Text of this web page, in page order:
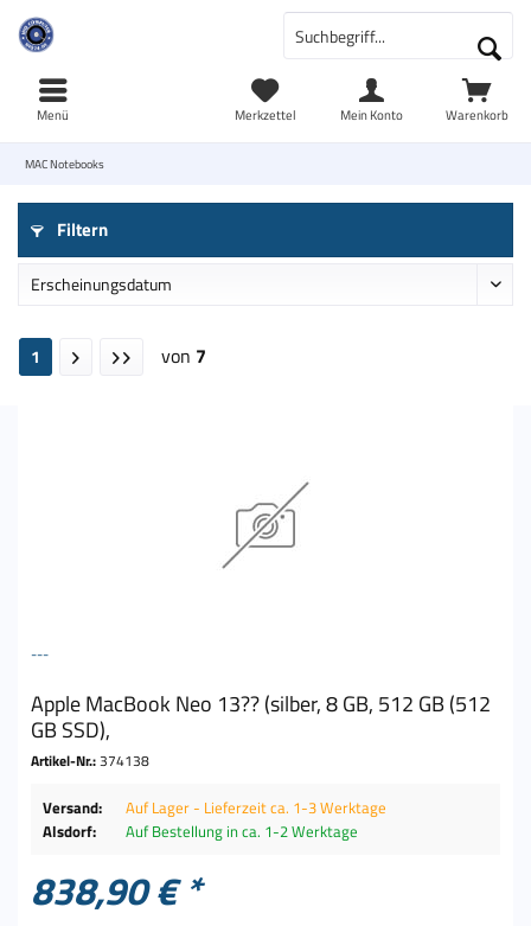
Warenkorb
Merkzettel Mein Konto
Menü
MAC Notebooks
Filtern
1 von 7
---
Apple MacBook Neo 13?? (silber, 8 GB, 512 GB (512
GB SSD),
Artikel-Nr.:374138
Versand:
Auf Lager - Lieferzeit ca. 1-3 Werktage
Alsdorf:
Auf Bestellung in ca. 1-2 Werktage
838,90 € *